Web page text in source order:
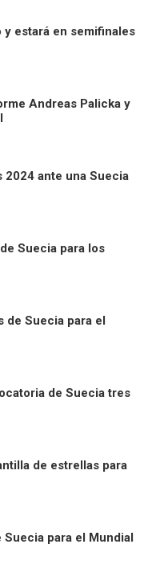
estará en semifinales
Andreas Palicka y
2024 ante una Suecia
Suecia para los
de Suecia para el
de Suecia tres
de estrellas para
para el Mundial